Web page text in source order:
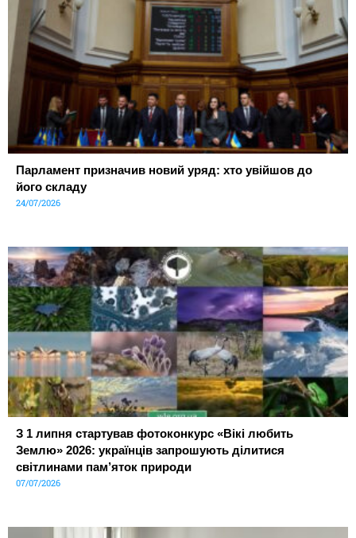
Парламент призначив новий уряд: хто увійшов до
його складу
24/07/2026
З 1 липня стартував фотоконкурс «Вікі любить
Землю» 2026: українців запрошують ділитися
світлинами пам’яток природи
07/07/2026